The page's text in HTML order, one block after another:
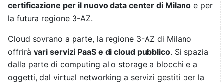
certificazione per il nuovo data center di Milano e per
la futura regione 3-AZ.
Cloud sovrano a parte, la regione 3-AZ di Milano
offrirà vari servizi PaaS e di cloud pubblico. Si spazia
dalla parte di computing allo storage a blocchi e a
oggetti, dal virtual networking a servizi gestiti per la